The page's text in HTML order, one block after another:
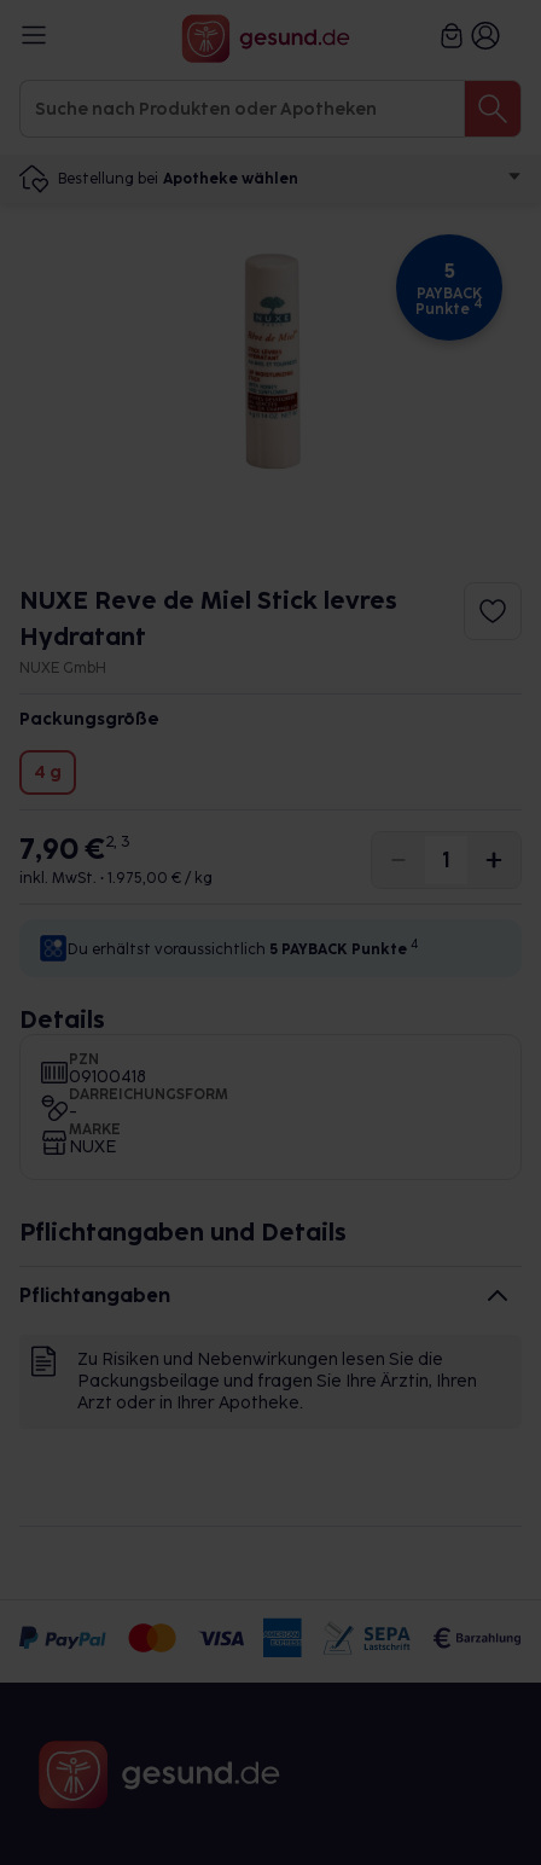
Bestellung bei Apotheke wählen
5
PAYBACK
Punkte 4
NUXE Reve de Miel Stick levres
Hydratant
NUXE GmbH
Packungsgröße
4 g
7,90 €2, 3
inkl. MwSt. • 1.975,00 € / kg
Du erhältst voraussichtlich 5 PAYBACK Punkte 4
Details
PZN
09100418
DARREICHUNGSFORM
-
MARKE
NUXE
Pflichtangaben und Details
Pflichtangaben
Zu Risiken und Nebenwirkungen lesen Sie die
Packungsbeilage und fragen Sie Ihre Ärztin, Ihren
Arzt oder in Ihrer Apotheke.